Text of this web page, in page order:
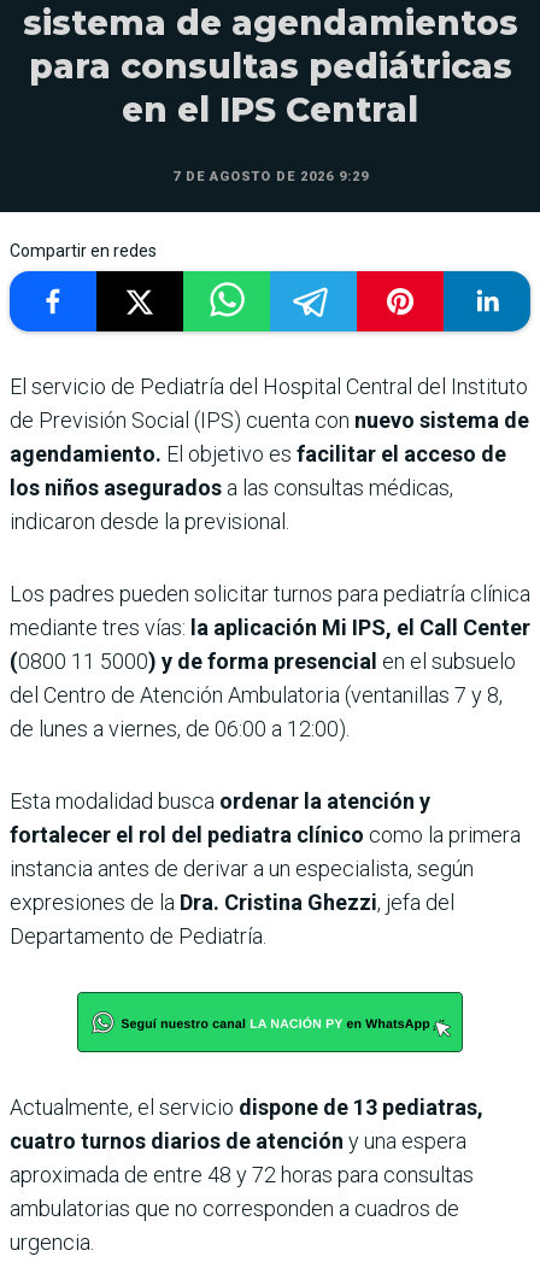
sistema de agendamientos
para consultas pediátricas
en el IPS Central
7 DE AGOSTO DE 2026 9:29
Compartir en redes
El servicio de Pediatría del Hospital Central del Instituto
de Previsión Social (IPS) cuenta con nuevo sistema de
agendamiento. El objetivo es facilitar el acceso de
los niños asegurados a las consultas médicas,
indicaron desde la previsional.
Los padres pueden solicitar turnos para pediatría clínica
mediante tres vías: la aplicación Mi IPS, el Call Center
(0800 11 5000) y de forma presencial en el subsuelo
del Centro de Atención Ambulatoria (ventanillas 7 y 8,
de lunes a viernes, de 06:00 a 12:00).
Esta modalidad busca ordenar la atención y
fortalecer el rol del pediatra clínico como la primera
instancia antes de derivar a un especialista, según
expresiones de la Dra. Cristina Ghezzi, jefa del
Departamento de Pediatría.
Actualmente, el servicio dispone de 13 pediatras,
cuatro turnos diarios de atención y una espera
aproximada de entre 48 y 72 horas para consultas
ambulatorias que no corresponden a cuadros de
urgencia.